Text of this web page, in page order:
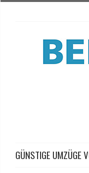
GÜNSTIGE UMZÜGE